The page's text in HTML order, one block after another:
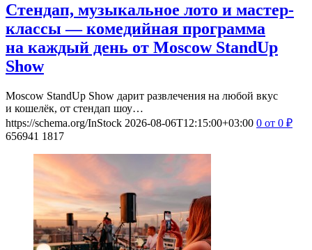
Стендап, музыкальное лото и мастер-
классы — комедийная программа
на каждый день от Moscow StandUp
Show
Moscow StandUp Show дарит развлечения на любой вкус
и кошелёк, от стендап шоу…
https://schema.org/InStock 2026-08-06T12:15:00+03:00 0 от 0 ₽
656941 1817